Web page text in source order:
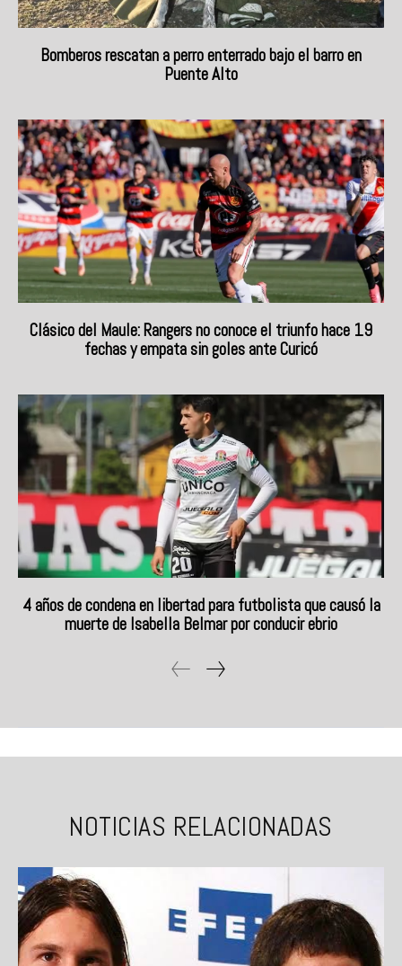
Bomberos rescatan a perro enterrado bajo el barro en
Puente Alto
Clásico del Maule: Rangers no conoce el triunfo hace 19
fechas y empata sin goles ante Curicó
4 años de condena en libertad para futbolista que causó la
muerte de Isabella Belmar por conducir ebrio
NOTICIAS RELACIONADAS